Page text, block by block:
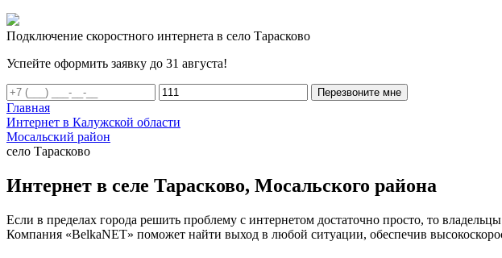
Подключение скоростного интернета в село Тарасково
Успейте оформить заявку до 31 августа!
Перезвоните мне
Главная
Интернет в Калужской области
Мосальский район
село Тарасково
Интернет в селе Тарасково, Мосальского района
Если в пределах города решить проблему с интернетом достаточно просто, то
Компания «BelkaNET» поможет найти выход в любой ситуации, обеспечив